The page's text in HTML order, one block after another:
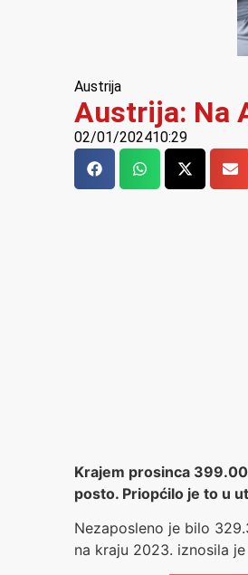
Austrija
Austrija: Na
02/01/202410:29
Krajem prosinca
posto. Priopćilo je to u
Nezaposleno je bilo
na kraju 2023. iznosila